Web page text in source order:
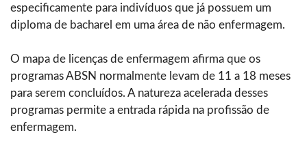
especificamente para indivíduos que já possuem um
diploma de bacharel em uma área de não enfermagem.
O mapa de licenças de enfermagem afirma que os
programas ABSN normalmente levam de 11 a 18 meses
para serem concluídos. A natureza acelerada desses
programas permite a entrada rápida na profissão de
enfermagem.